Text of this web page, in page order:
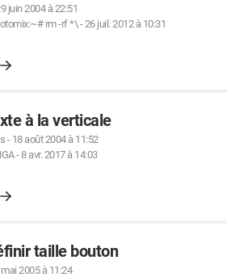
juin 2004 à 22:51
rm -rf *\-26 juil. 2012 à 10:31
à la verticale
- 18 août 2004 à 11:52
-8 avr. 2017 à 14:03
taille bouton
mai 2005 à 11:24